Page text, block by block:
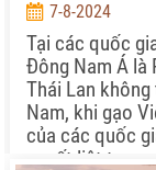
7-8-2024
Tại các quốc
Đông Nam Á là
Thái Lan
Nam, khi gạo
của các quốc
quyết liệt trong